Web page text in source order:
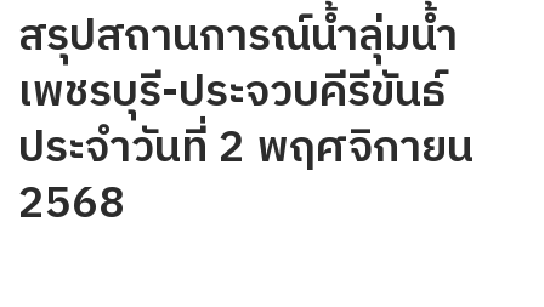
สรุปสถานการณ์น้ำลุ่มน้ำ
เพชรบุรี-ประจวบคีรีขันธ์
ประจำวันที่ 2 พฤศจิกายน
2568